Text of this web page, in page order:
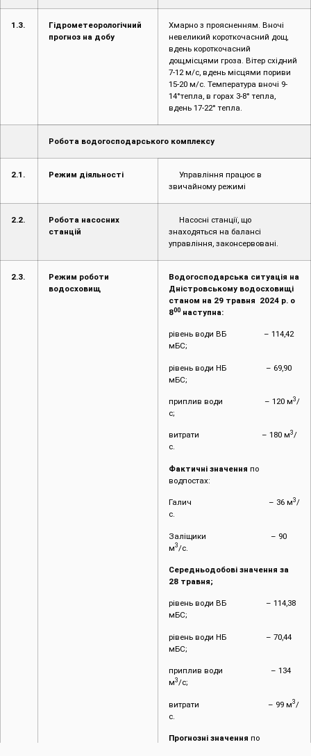
1.3.
Гідрометеорологічний
прогноз на добу
Хмарно з проясненням. Вночі
невеликий короткочасний дощ,
вдень короткочасний
дощ,місцями гроза. Вітер східний
7-12 м/с, вдень місцями пориви
15-20 м/с. Температура вночі 9-
14°тепла, в горах 3-8° тепла,
вдень 17-22° тепла.
Робота водогосподарського комплексу
2.1. Режим діяльності
Управління працює в
звичайному режимі
2.2.
Робота насосних
станцій
Насосні станції, що
знаходяться на балансі
управління, законсервовані.
2.3.
Режим роботи
водосховищ
Водогосподарська ситуація на
Дністровському водосховищі
станом на 29 травня 2024 р. о
800 наступна:
рівень води ВБ – 114,42
мБС;
рівень води НБ – 69,90
мБС;
приплив води – 120 м3/
с;
витрати – 180 м3/
с.
Фактичні значення по
водпостах:
Галич – 36 м3/
с.
Заліщики – 90
м3/с.
Середньодобові значення за
28 травня;
рівень води ВБ – 114,38
мБС;
рівень води НБ – 70,44
мБС;
приплив води – 134
м3/с;
витрати – 99 м3/
с.
Прогнозні значення по